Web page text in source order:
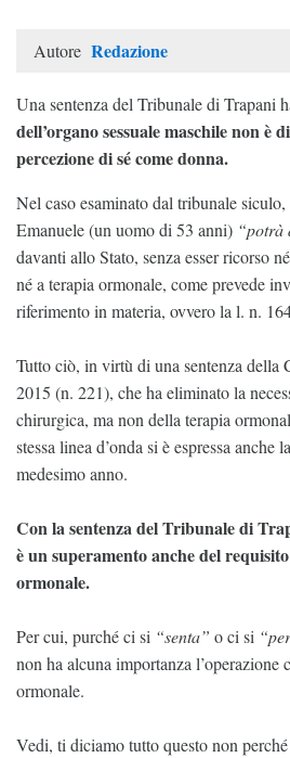
Autore Redazione
Una sentenza del Tribunale di Trapani
dell’organo sessuale maschile non è
percezione di sé come donna.
Nel caso esaminato dal tribunale
Emanuele (un uomo di 53 anni) “potrà
davanti allo Stato, senza esser ricorso
né a terapia ormonale, come prevede
riferimento in materia, ovvero la l. n.
Tutto ciò, in virtù di una sentenza della
2015 (n. 221), che ha eliminato la
chirurgica, ma non della terapia
stessa linea d’onda si è espressa
medesimo anno.
Con la sentenza del Tribunale di
è un superamento anche del
ormonale.
Per cui, purché ci si “senta” o ci si
non ha alcuna importanza
ormonale.
Vedi, ti diciamo tutto questo non